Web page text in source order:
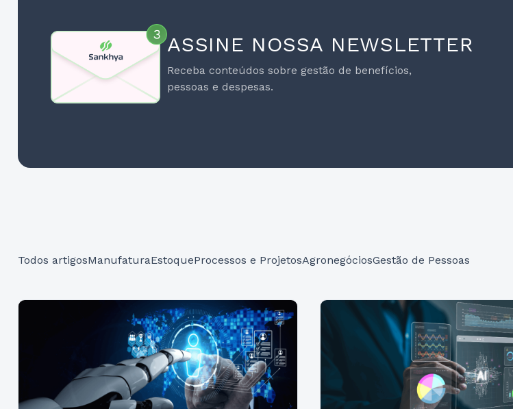
ASSINE NOSSA NEWSLETTER
Receba conteúdos sobre gestão de benefícios,
pessoas e despesas.
Todos artigosManufaturaEstoqueProcessos e ProjetosAgronegóciosGestão de Pessoas